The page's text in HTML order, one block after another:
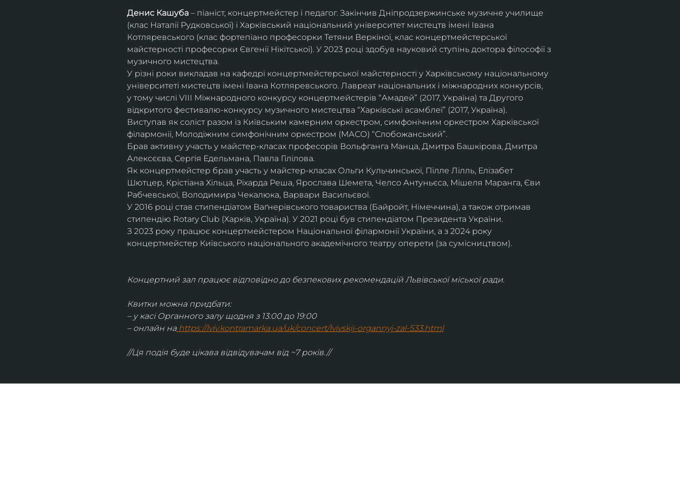
Денис Кашуба – піаніст, концертмейстер і педагог. Закінчив Дніпродзержинське музичне училище
(клас Наталії Рудковської) і Харківський національний університет мистецтв імені Івана
Котляревського (клас фортепіано професорки Тетяни Веркіної, клас концертмейстерської
майстерності професорки Євгенії Нікітської). У 2023 році здобув науковий ступінь доктора філософії з
музичного мистецтва.
У різні роки викладав на кафедрі концертмейстерської майстерності у Харківському національному
університеті мистецтв імені Івана Котляревського. Лавреат національних і міжнародних конкурсів,
у тому числі VIII Міжнародного конкурсу концертмейстерів “Амадей” (2017, Україна) та Другого
відкритого фестивалю-конкурсу музичного мистецтва “Харківські асамблеї” (2017, Україна).
Виступав як соліст разом із Київським камерним оркестром, симфонічним оркестром Харківської
філармонії, Молодіжним симфонічним оркестром (МАСО) “Слобожанський”.
Брав активну участь у майстер-класах професорів Вольфганга Манца, Дмитра Башкірова, Дмитра
Алексєєва, Сергія Едельмана, Павла Гілілова.
Як концертмейстер брав участь у майстер-класах Ольги Кульчинської, Пілле Лілль, Елізабет
Шютцер, Крістіана Хільца, Ріхарда Реша, Ярослава Шемета, Челсо Антуньєса, Мішеля Маранга, Єви
Рабчевської, Володимира Чекалюка, Варвари Васильєвої.
У 2016 році став стипендіатом Ваґнерівського товариства (Байройт, Німеччина), а також отримав
стипендію Rotary Club (Харків, Україна). У 2021 році був стипендіатом Президента України.
З 2023 року працює концертмейстером Національної філармонії України, а з 2024 року
концертмейстер Київського національного академічного театру оперети (за сумісництвом).
Концертний зал працює відповідно до безпекових рекомендацій Львівської міської ради.
Квитки можна придбати:
– у касі Органного залу щодня з 13:00 до 19:00
– онлайн на https://lviv.kontramarka.ua/uk/concert/lvivskij-organnyj-zal-533.html
//Ця подія буде цікава відвідувачам від ~7 років.//